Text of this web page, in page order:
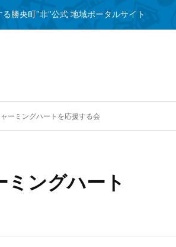
勝央町"非"公式 地域ポータルサイト
ーミングハートを応援する会
ミングハート